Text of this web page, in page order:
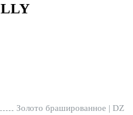
Золото брашированное | DZ